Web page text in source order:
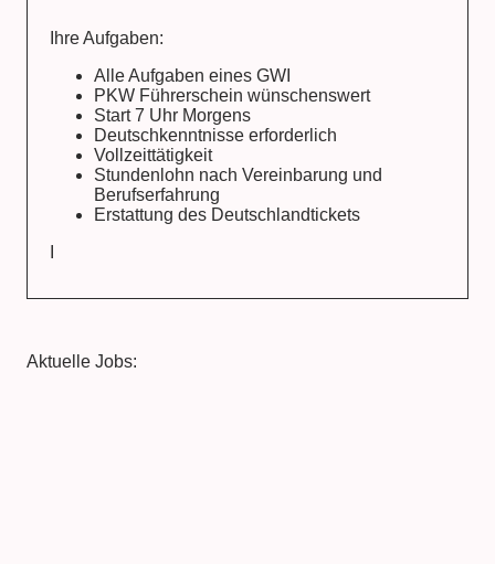
Ihre Aufgaben:
Alle Aufgaben eines GWI
PKW Führerschein wünschenswert
Start 7 Uhr Morgens
Deutschkenntnisse erforderlich
Vollzeittätigkeit
Stundenlohn nach Vereinbarung und
Berufserfahrung
Erstattung des Deutschlandtickets
Aktuelle Jobs: